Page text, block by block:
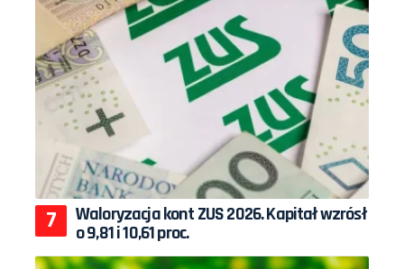
Waloryzacja kont ZUS 2026. Kapitał wzrósł
o 9,81 i 10,61 proc.